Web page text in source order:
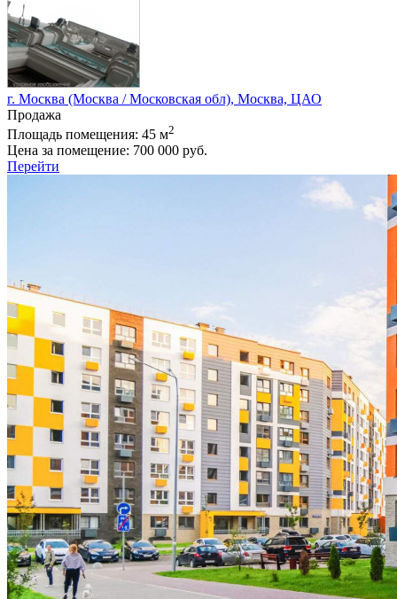
г. Москва (Москва / Московская обл), Москва, ЦАО
Продажа
Площадь помещения: 45 м2
Цена за помещение: 700 000 руб.
Перейти